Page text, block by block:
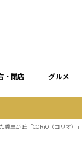
・閉店 グルメ
香里が丘「CORiO（コリオ